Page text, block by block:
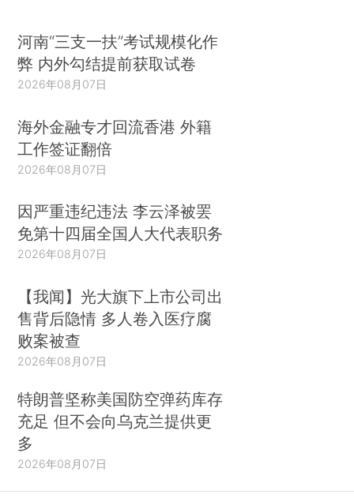
河南“三支一扶”考试规模化作
弊 内外勾结提前获取试卷
2026年08月07日
海外金融专才回流香港 外籍
工作签证翻倍
2026年08月07日
因严重违纪违法 李云泽被罢
免第十四届全国人大代表职务
2026年08月07日
【我闻】光大旗下上市公司出
售背后隐情 多人卷入医疗腐
败案被查
2026年08月07日
特朗普坚称美国防空弹药库存
充足 但不会向乌克兰提供更
多
2026年08月07日